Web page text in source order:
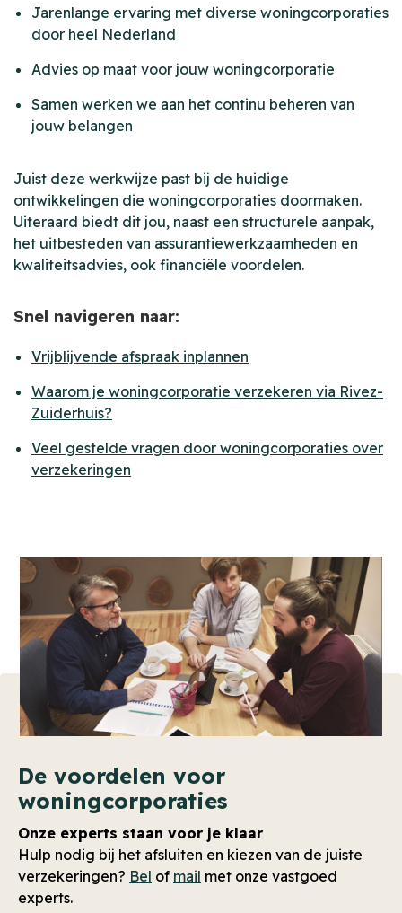
Jarenlange ervaring met diverse woningcorporaties
door heel Nederland
Advies op maat voor jouw woningcorporatie
Samen werken we aan het continu beheren van
jouw belangen
Juist deze werkwijze past bij de huidige
ontwikkelingen die woningcorporaties doormaken.
Uiteraard biedt dit jou, naast een structurele aanpak,
het uitbesteden van assurantiewerkzaamheden en
kwaliteitsadvies, ook financiële voordelen.
Snel navigeren naar:
Vrijblijvende afspraak inplannen
Waarom je woningcorporatie verzekeren via Rivez-
Zuiderhuis?
Veel gestelde vragen door woningcorporaties over
verzekeringen
De voordelen voor
woningcorporaties
Onze experts staan voor je klaar
Hulp nodig bij het afsluiten en kiezen van de juiste
verzekeringen? Bel of mail met onze vastgoed
experts.